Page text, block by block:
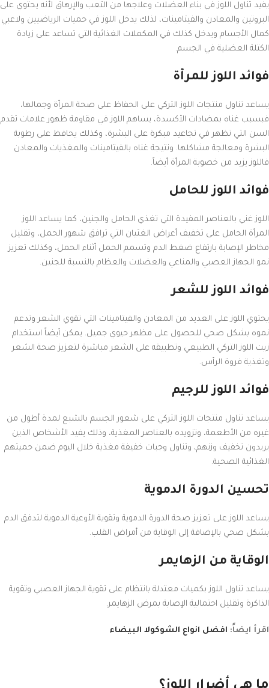
يفيد تناول اللوز في بناء العضلات وعلاجها من التعب والإرهاق لأنه يحتوي على
البروتين والمعادن والفيتامينات، لذلك يدخل اللوز في حميات الرياضيين ولاعبي
كمال الأجسام ويدخل كذلك في المكملات الغذائية التي تساعد على زيادة
الكتلة العضلية في الجسم.
فوائد اللوز للمرأة
يساعد تناول منتجات اللوز التركي على الحفاظ على صحة المرأة وجمالها،
فبسبب غناه بمضادات الأكسدة، يساهم اللوز في مقاومة ظهور علامات تقدم
السن التي تظهر في تجاعيد مبكرة على البشرة، وكذلك يحافظ على رطوبة
البشرة ومعالجة مشاكلها. ونتيجة غناه بالفيتامينات والمغذيات والمعادن
فاللوز يزيد من خصوبة المرأة أيضاً.
فوائد اللوز للحامل
اللوز غني بالعناصر المفيدة التي تغذي الحامل والجنين، كما يساعد اللوز
المرأة الحامل على تخفيف أعراض الغثيان التي ترافق شهور الحمل، وتقليل
مخاطر الإصابة بارتفاع ضغط الدم وتسمم الحمل أثناء الحمل، وكذلك تعزيز
نمو الجهاز العصبي والمناعي والعضلات والعظام بالنسبة للجنين.
فوائد اللوز للشعر
يحتوي اللوز على العديد من المعادن والفيتامينات التي تقوي الشعر وتدعم
نموه بشكل صحي للحصول على مظهر حيوي جميل. يمكن أيضاً استخدام
زيت اللوز التركي الطبيعي وتطبيقه على الشعر مباشرة لتعزيز صحة الشعر
وتغذية فروة الرأس.
فوائد اللوز للرجيم
يساعد تناول منتجات اللوز التركي على شعور الجسم بالشبع لمدة أطول من
غيره من الأطعمة، وتزويده بالعناصر المغذية، وذلك يفيد الأشخاص الذين
يريدون تخفيف وزنهم، وتناول وجبات خفيفة مغذية خلال اليوم ضمن حميتهم
الغذائية الصحية.
تحسين الدورة الدموية
يساعد اللوز على تعزيز صحة الدورة الدموية وتقوية الأوعية الدموية لتدفق الدم
بشكل صحي بالإضافة إلى الوقاية من أمراض القلب.
الوقاية من الزهايمر
يساعد تناول اللوز بكميات معتدلة بانتظام على تقوية الجهاز العصبي وتقوية
الذاكرة وتقليل احتمالية الإصابة بمرض الزهايمر.
اقرأ ايضاً: افضل انواع الشوكولا البيضاء